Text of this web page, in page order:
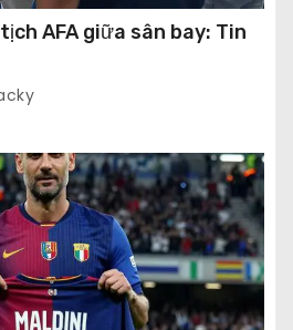
tịch AFA giữa sân bay: Tin